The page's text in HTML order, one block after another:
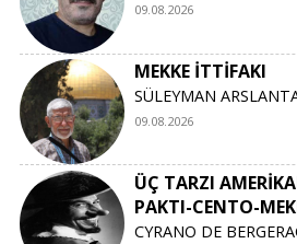
09.08.2026
MEKKE İTTİFAKI
SÜLEYMAN
09.08.2026
ÜÇ TARZI
PAKTI-CENTO-
CYRANO DE